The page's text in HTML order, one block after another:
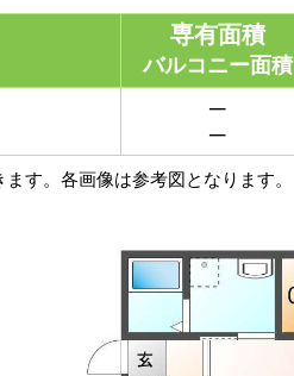
専有面積
バルコニー面積
─
─
す。各画像は参考図となります。